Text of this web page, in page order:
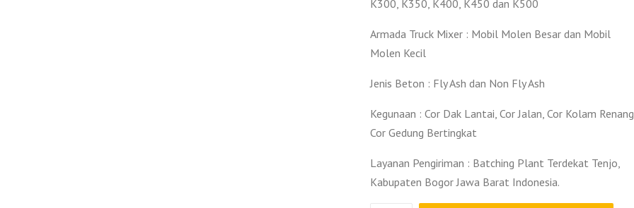
K300, K350, K400, K450 dan K500
Armada Truck Mixer : Mobil Molen Besar dan Mobil
Molen Kecil
Jenis Beton : Fly Ash dan Non Fly Ash
Kegunaan : Cor Dak Lantai, Cor Jalan, Cor Kolam
Cor Gedung Bertingkat
Layanan Pengiriman : Batching Plant Terdekat Tenjo,
Kabupaten Bogor Jawa Barat Indonesia.